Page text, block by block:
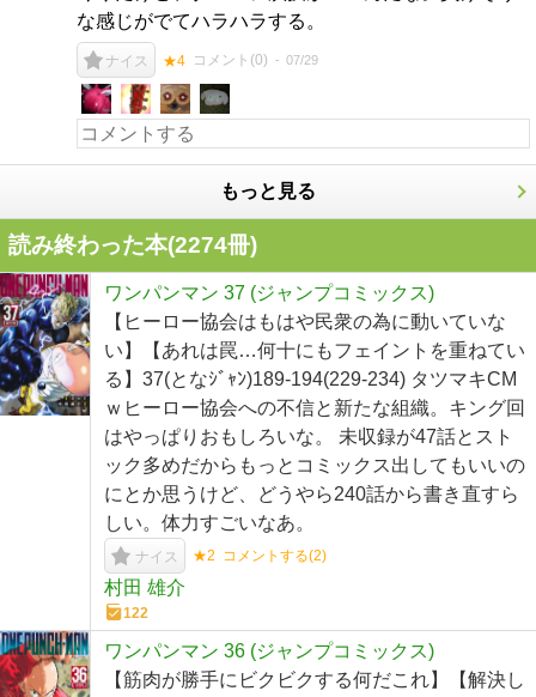
な感じがでてハラハラする。
ナイス ★4 コメント(0) 07/29
もっと見る
読み終わった本(2274冊)
ワンパンマン 37 (ジャンプコミックス)
【ヒーロー協会はもはや民衆の為に動いていな
い】【あれは罠…何十にもフェイントを重ねてい
る】37(となｼﾞｬﾝ)189-194(229-234) タツマキCM
ｗヒーロー協会への不信と新たな組織。キング回
はやっぱりおもしろいな。 未収録が47話とスト
ック多めだからもっとコミックス出してもいいの
にとか思うけど、どうやら240話から書き直すら
しい。体力すごいなあ。
ナイス ★2 コメントする(2)
村田 雄介
122
ワンパンマン 36 (ジャンプコミックス)
【筋肉が勝手にビクビクする何だこれ】【解決し